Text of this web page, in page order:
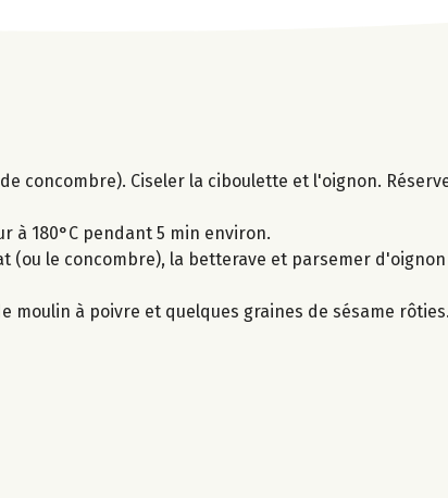
concombre). Ciseler la ciboulette et l'oignon.
à 180°C pendant 5 min environ.
(ou le concombre), la betterave et parsemer
moulin à poivre et quelques graines de sésame rôties.